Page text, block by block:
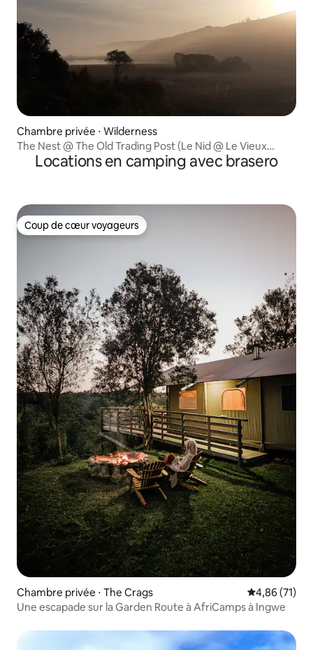
Chambre privée ⋅ Wilderness
The Nest @ The Old Trading Post (Le Nid @ Le Vieux
Comptoir)
Locations en camping avec brasero
Coup de cœur voyageurs
Coup de cœur voyageurs
Chambre privée ⋅ The Crags Évaluation
4,86 (71)
Une escapade sur la Garden Route à AfriCamps à Ingwe